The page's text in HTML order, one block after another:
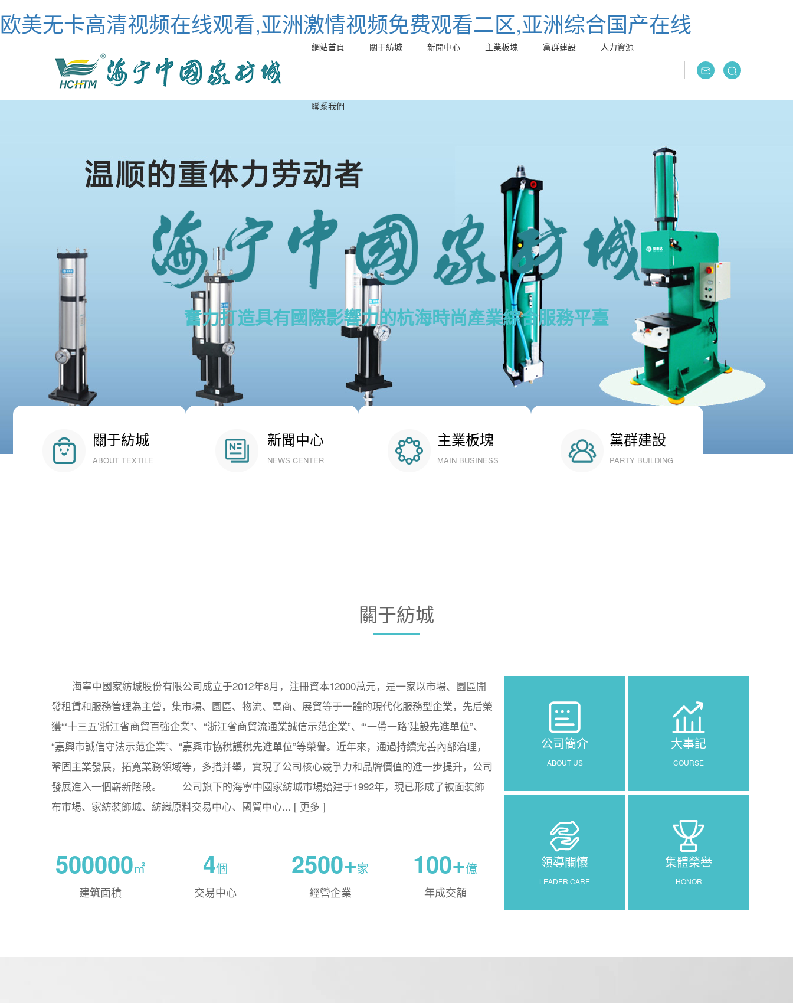
欧美无卡高清视频在线观看,亚洲激情视频免费观看二区,亚洲综合国产在线
網站首頁 關于紡城 新聞中心 主業板塊 黨群建設 人力資源
聯系我們
奮力打造具有國際影響力的杭海時尚產業綜合服務平臺
關于紡城
ABOUT TEXTILE
新聞中心
NEWS CENTER
主業板塊
MAIN BUSINESS
黨群建設
PARTY BUILDING
關于紡城
海寧中國家紡城股份有限公司成立于2012年8月，注冊資本12000萬元，是一家以市場、園區開
發租賃和服務管理為主營，集市場、園區、物流、電商、展貿等于一體的現代化服務型企業，先后榮
獲“‘十三五’浙江省商貿百強企業”、“浙江省商貿流通業誠信示范企業”、“‘一帶一路’建設先進單位”、
“嘉興市誠信守法示范企業”、“嘉興市協稅護稅先進單位”等榮譽。近年來，通過持續完善內部治理，
鞏固主業發展，拓寬業務領域等，多措并舉，實現了公司核心競爭力和品牌價值的進一步提升，公司
發展進入一個嶄新階段。 公司旗下的海寧中國家紡城市場始建于1992年，現已形成了被面裝飾
布市場、家紡裝飾城、紡織原料交易中心、國貿中心... [ 更多 ]
500000㎡
建筑面積
4個
交易中心
2500+家
經營企業
100+億
年成交額
公司簡介
ABOUT US
大事記
COURSE
領導關懷
LEADER CARE
集體榮譽
HONOR